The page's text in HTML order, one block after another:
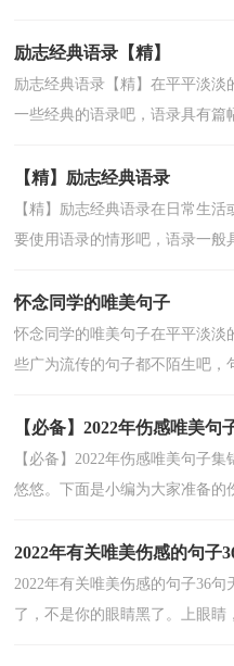
励志经典语录【精】
励志经典语录【精】在平平淡淡
一些经典的语录吧，语录具有
【精】励志经典语录
【精】励志经典语录在日常生
要使用语录的情形吧，语录一
怀念同学的唯美句子
怀念同学的唯美句子在平平淡淡
些广为流传的句子都不陌生吧，
【必备】2022年伤感唯美句
【必备】2022年伤感唯美句子
悠悠。下面是小编为大家准备的
2022年有关唯美伤感的句子
2022年有关唯美伤感的句子36
了，不是你的眼睛黑了。上眼睛